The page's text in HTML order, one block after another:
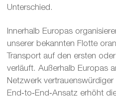
Unterschied.
Innerhalb Europas
unserer bekannten Flotte
Transport auf den ersten
verläuft. Außerhalb Europas
Netzwerk
End‑to‑End‑Ansatz erhöht